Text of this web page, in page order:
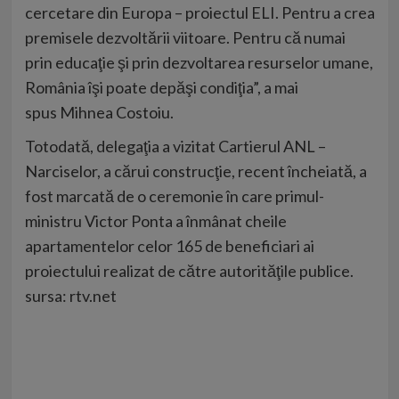
cercetare din Europa – proiectul ELI. Pentru a crea
premisele dezvoltării viitoare. Pentru că numai
prin educaţie şi prin dezvoltarea resurselor umane,
România îşi poate depăşi condiţia”, a mai
spus Mihnea Costoiu.
Totodată, delegaţia a vizitat Cartierul ANL –
Narciselor, a cărui construcţie, recent încheiată, a
fost marcată de o ceremonie în care primul-
ministru Victor Ponta a înmânat cheile
apartamentelor celor 165 de beneficiari ai
proiectului realizat de către autorităţile publice.
sursa: rtv.net